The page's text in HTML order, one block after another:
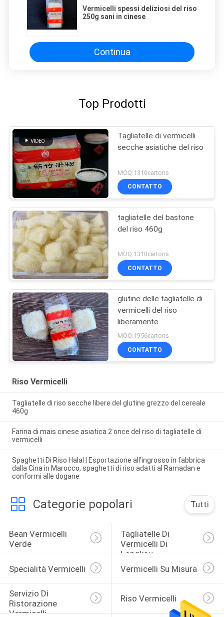
Vermicelli spessi deliziosi del riso
250g sani in cinese
Continua
Top Prodotti
Tagliatelle di vermicelli
secche asiatiche del riso
MOQ:1310cartons
CONTATTO
tagliatelle del bastone
del riso 460g
MOQ:1310cartons
CONTATTO
glutine delle tagliatelle di
vermicelli del riso
liberamente
MOQ:1956cartons
CONTATTO
Riso Vermicelli
Tagliatelle di riso secche libere del glutine grezzo del cereale
460g
Farina di mais cinese asiatica 2 once del riso di tagliatelle di
vermicelli
Spaghetti Di Riso Halal | Esportazione all'ingrosso in fabbrica
dalla Cina in Marocco, spaghetti di riso adatti al Ramadan e
conformi alle dogane
Categorie popolari Tutti
Bean Vermicelli
Verde
Tagliatelle Di
Vermicelli Di
Longkou
Specialità Vermicelli
Vermicelli Su Misura
Servizio Di
Ristorazione
Vermicelli
Riso Vermicelli